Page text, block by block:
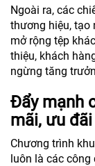
Ngoài ra, các
thương hiệu, tạo
mở rộng tệp
thiệu, khách
ngừng tăng
Đẩy mạnh
mãi, ưu
Chương trình
luôn là các công